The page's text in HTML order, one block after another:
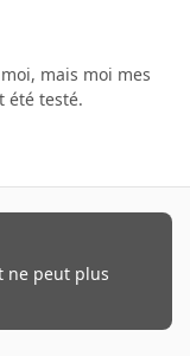
mais moi mes
été testé.
ne peut plus